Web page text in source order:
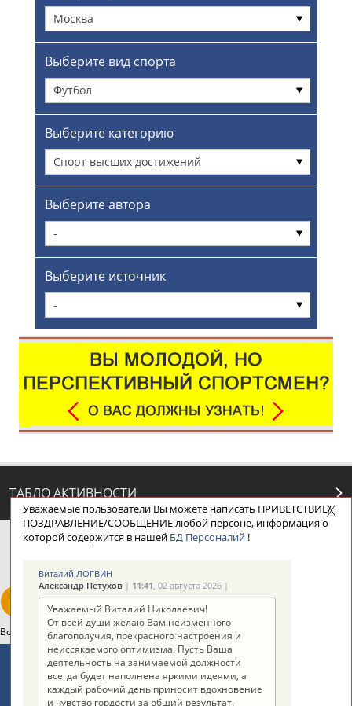
Москва
Выберите вид спорта
Футбол
Выберите категорию
Спорт высших достижений
Выберите автора
-
Выберите источник
-
ТАБЛО АКТИВНОСТИ
ЦЕЛИ ПРОЕКТА НАШИ КНОПКИ
Вопросы сотрудничества и совместной деятельности
Адресов в новостной рассылке: 996
Подпишись
Уважаемые пользователи Вы можете написать ПРИВЕТСТВИЕ/
ПОЗДРАВЛЕНИЕ/СООБЩЕНИЕ любой персоне, информация о
которой содержится в нашей БД Персоналий!
Виталий ЛОГВИН
Александр Петухов| 11:41, 02 августа 2026 |
Уважаемый Виталий Николаевич!
От всей души желаю Вам неизменного
благополучия, прекрасного настроения и
неиссякаемого оптимизма. Пусть Ваша
деятельность на занимаемой должности
всегда будет наполнена яркими идеями, а
каждый рабочий день приносит вдохновение
и чувство гордости за общий результат.